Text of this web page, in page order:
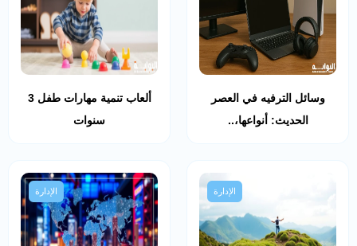
وسائل الترفيه في العصر
الحديث: أنواعها،..
ألعاب تنمية مهارات طفل 3
سنوات
الإدارة الإدارة